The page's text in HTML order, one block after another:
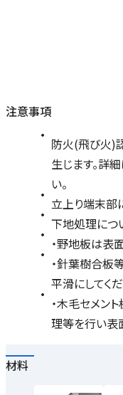
注意事項
防火(飛び火)
生じます。詳
い。
立上り端末部
下地処理につ
・野地板は表
・針葉樹合板
平滑にしてくだ
・木毛セメン
理等を行い表
材料